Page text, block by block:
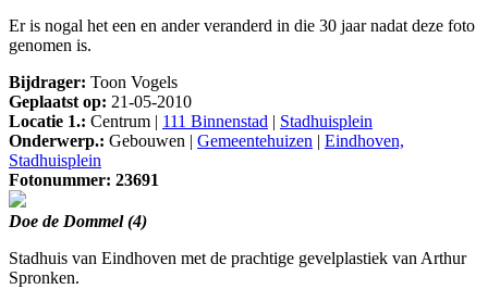
Er is nogal het een en ander veranderd in die 30 jaar nadat deze foto
genomen is.
Bijdrager: Toon Vogels
Geplaatst op: 21-05-2010
Locatie 1.: Centrum | 111 Binnenstad | Stadhuisplein
Onderwerp.: Gebouwen | Gemeentehuizen | Eindhoven,
Stadhuisplein
Fotonummer: 23691
Doe de Dommel (4)
Stadhuis van Eindhoven met de prachtige gevelplastiek van Arthur
Spronken.